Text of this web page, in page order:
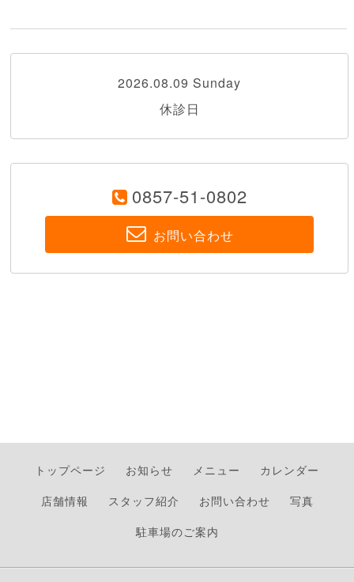
2026.08.09 Sunday
休診日
0857-51-0802
お問い合わせ
トップページ お知らせ メニュー
カレンダー
店舗情報
スタッフ紹介 お問い合わせ
写真
駐車場のご案内